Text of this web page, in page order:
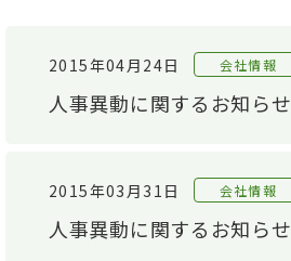
2015年04月24日 会社情報
人事異動に関するお知らせ
2015年03月31日 会社情報
人事異動に関するお知らせ